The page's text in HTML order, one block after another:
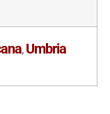
,Umbria